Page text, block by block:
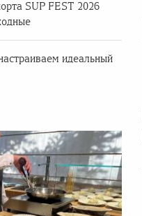
SUP FEST 2026
идеальный